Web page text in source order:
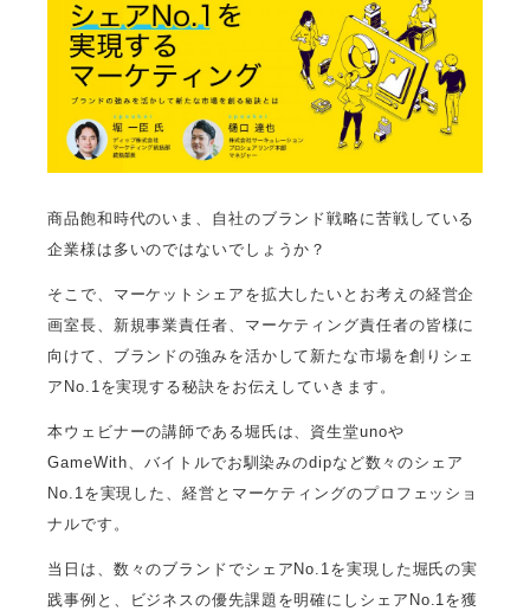
商品飽和時代のいま、自社のブランド戦略に苦戦している
企業様は多いのではないでしょうか？
そこで、マーケットシェアを拡大したいとお考えの経営企
画室長、新規事業責任者、マーケティング責任者の皆様に
向けて、ブランドの強みを活かして新たな市場を創りシェ
アNo.1を実現する秘訣をお伝えしていきます。
本ウェビナーの講師である堀氏は、資生堂unoや
GameWith、バイトルでお馴染みのdipなど数々のシェア
No.1を実現した、経営とマーケティングのプロフェッショ
ナルです。
当日は、数々のブランドでシェアNo.1を実現した堀氏の実
践事例と、ビジネスの優先課題を明確にしシェアNo.1を獲